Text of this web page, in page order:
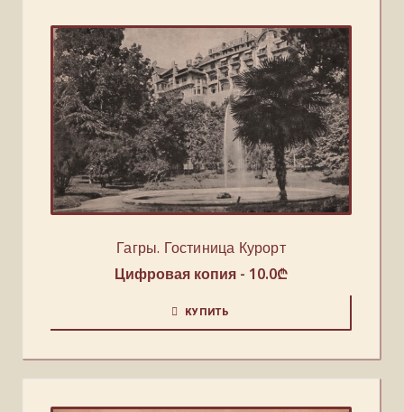
Гагры. Гостиница Курорт
Цифровая копия - 10.0₾
КУПИТЬ